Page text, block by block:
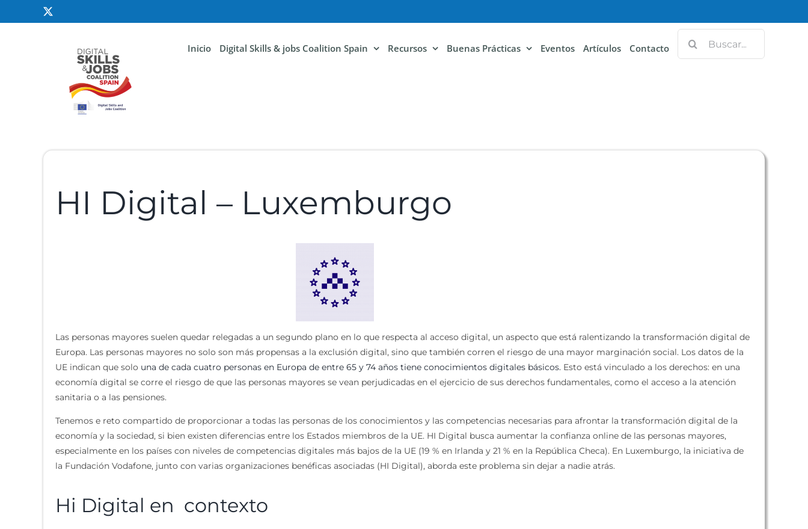
Inicio Digital Skills & jobs Coalition Spain Recursos Buenas Prácticas Eventos Artículos Contacto
HI Digital – Luxemburgo
Las personas mayores suelen quedar relegadas a un segundo plano en lo que respecta al acceso digital, un aspecto que está ralentizando la transformación digital de
Europa. Las personas mayores no solo son más propensas a la exclusión digital, sino que también corren el riesgo de una mayor marginación social. Los datos de la
UE indican que solo una de cada cuatro personas en Europa de entre 65 y 74 años tiene conocimientos digitales básicos. Esto está vinculado a los derechos: en una
economía digital se corre el riesgo de que las personas mayores se vean perjudicadas en el ejercicio de sus derechos fundamentales, como el acceso a la atención
sanitaria o a las pensiones.
Tenemos e reto compartido de proporcionar a todas las personas de los conocimientos y las competencias necesarias para afrontar la transformación digital de la
economía y la sociedad, si bien existen diferencias entre los Estados miembros de la UE. HI Digital busca aumentar la confianza online de las personas mayores,
especialmente en los países con niveles de competencias digitales más bajos de la UE (19 % en Irlanda y 21 % en la República Checa). En Luxemburgo, la iniciativa de
la Fundación Vodafone, junto con varias organizaciones benéficas asociadas (HI Digital), aborda este problema sin dejar a nadie atrás.
Hi Digital en contexto